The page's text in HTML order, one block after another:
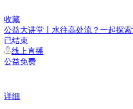
收藏
公益大讲堂丨水往高处流？一起探
已结束
线上直播
公益免费
详细